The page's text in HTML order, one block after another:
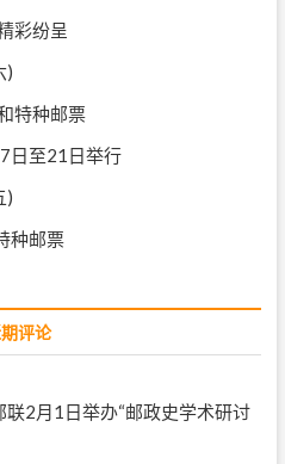
彩纷呈
)
特种邮票
日至21日举行
)
种邮票
评论
联2月1日举办“邮政史学术研讨